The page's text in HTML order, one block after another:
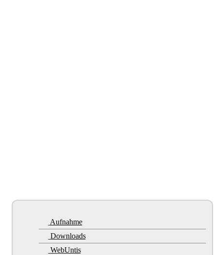
Aufnahme
Downloads
WebUntis